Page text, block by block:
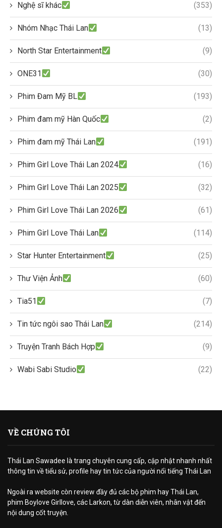
Nghệ sĩ khác (353)
Nhóm Nhạc Thái Lan (13)
North Star Entertainment (9)
ONE31 (30)
Phim Đam Mỹ BL (193)
Phim đam mỹ Hàn Quốc (2)
Phim đam mỹ Thái Lan (191)
Phim Girl Love Thái Lan 2024 (16)
Phim Girl Love Thái Lan 2025 (32)
Phim Girl Love Thái Lan 2026 (61)
Phim Girl Love Thái Lan (114)
Star Hunter Entertainment (25)
Thư Viện Ảnh (60)
Tia51 (7)
Tin tức ngôi sao Thái Lan (214)
Truyện Tranh Bách Hợp (9)
Wabi Sabi Studio (22)
VỀ CHÚNG TÔI
Thái Lan Sawadee là trang chuyên cung cấp, cập nhật nhanh nhất
thông tin về tiểu sử, profile hay tin tức của người nổi tiếng Thái Lan
Ngoài ra website còn review đầy đủ các bộ phim hay Thái Lan,
phim Boylove Girllove, các Larkon, từ dàn diễn viên, nhân vật đến
nội dung cốt truyện.